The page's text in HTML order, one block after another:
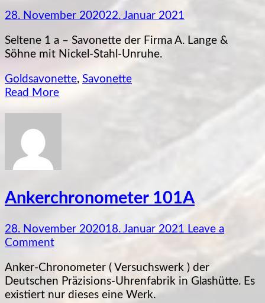
28. November 202022. Januar 2021
Seltene 1 a – Savonette der Firma A. Lange &
Söhne mit Nickel-Stahl-Unruhe.
Goldsavonette, Savonette
Read More
Ankerchronometer 101A
28. November 202018. Januar 2021 Leave a
Commenton
101A
Anker-Chronometer ( Versuchswerk ) der
Deutschen Präzisions-Uhrenfabrik in Glashütte. Es
existiert nur dieses eine Werk.